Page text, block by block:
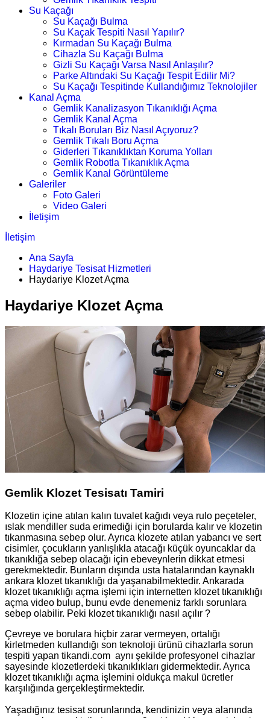
Su Kaçağı
Su Kaçağı Bulma
Su Kaçak Tespiti Nasıl Yapılır?
Kırmadan Su Kaçağı Bulma
Cihazla Su Kaçağı Bulma
Gizli Su Kaçağı Varsa Nasıl Anlaşılır?
Parke Altındaki Su Kaçağı Tespit Edilir Mi?
Su Kaçağı Tespitinde Kullandığımız Teknolojiler
Kanal Açma
Gemlik Kanalizasyon Tıkanıklığı Açma
Gemlik Kanal Açma
Tıkalı Boruları Biz Nasıl Açıyoruz?
Gemlik Tıkalı Boru Açma
Giderleri Tıkanıklıktan Koruma Yolları
Gemlik Robotla Tıkanıklık Açma
Gemlik Kanal Görüntüleme
Galeriler
Foto Galeri
Video Galeri
İletişim
İletişim
Ana Sayfa
Haydariye Tesisat Hizmetleri
Haydariye Klozet Açma
Haydariye Klozet Açma
Gemlik Klozet Tesisatı Tamiri
Klozetin içine atılan kalın tuvalet kağıdı veya rulo peçeteler,
ıslak mendiller suda erimediği için borularda kalır ve klozetin
tıkanmasına sebep olur. Ayrıca klozete atılan yabancı ve sert
cisimler, çocukların yanlışlıkla atacağı küçük oyuncaklar da
tıkanıklığa sebep olacağı için ebeveynlerin dikkat etmesi
gerekmektedir. Bunların dışında usta hatalarından kaynaklı
ankara klozet tıkanıklığı da yaşanabilmektedir. Ankarada
klozet tıkanıklığı açma işlemi için internetten klozet tıkanıklığı
açma video bulup, bunu evde denemeniz farklı sorunlara
sebep olabilir. Peki klozet tıkanıklığı nasıl açılır ?
Çevreye ve borulara hiçbir zarar vermeyen, ortalığı
kirletmeden kullandığı son teknoloji ürünü cihazlarla sorun
tespiti yapan tikandi.com aynı şekilde profesyonel cihazlar
sayesinde klozetlerdeki tıkanıklıkları gidermektedir. Ayrıca
klozet tıkanıklığı açma işlemini oldukça makul ücretler
karşılığında gerçekleştirmektedir.
Yaşadığınız tesisat sorunlarında, kendinizin veya alanında